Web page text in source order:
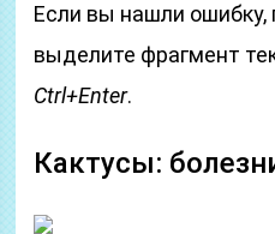
Если вы нашли ошибку,
выделите фрагмент
Ctrl+Enter.
Кактусы: